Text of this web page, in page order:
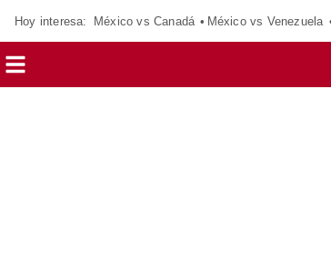
Hoy interesa: México vs Canadá México vs Venezuela